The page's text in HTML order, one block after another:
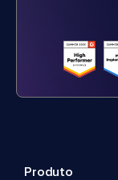
Produto